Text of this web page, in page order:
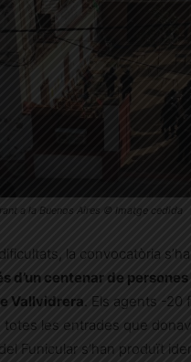
a la Buenos Aires © Imatge cedida
la convocatòria
d’un centenar de
Vallvidrera . Els agents -
les entrades que
Funicular s’han produït